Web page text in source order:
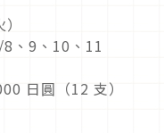
、9、10、11
日圓（12 支）